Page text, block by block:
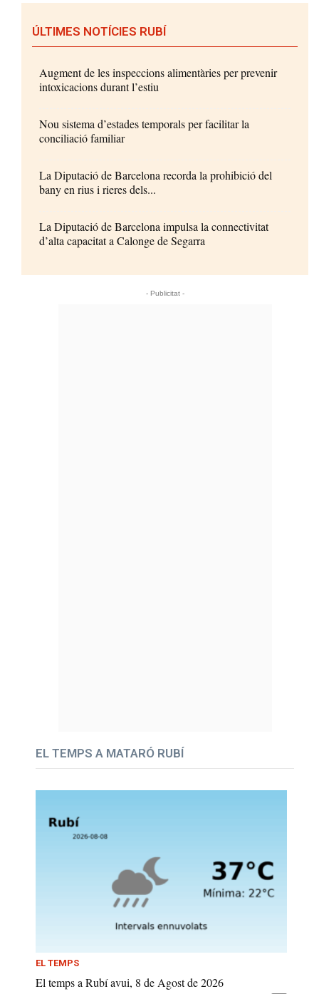
ÚLTIMES NOTÍCIES RUBÍ
Augment de les inspeccions alimentàries per prevenir
intoxicacions durant l’estiu
Nou sistema d’estades temporals per facilitar la
conciliació familiar
La Diputació de Barcelona recorda la prohibició del
bany en rius i rieres dels...
La Diputació de Barcelona impulsa la connectivitat
d’alta capacitat a Calonge de Segarra
- Publicitat -
EL TEMPS A MATARÓ RUBÍ
EL TEMPS
El temps a Rubí avui, 8 de Agost de 2026